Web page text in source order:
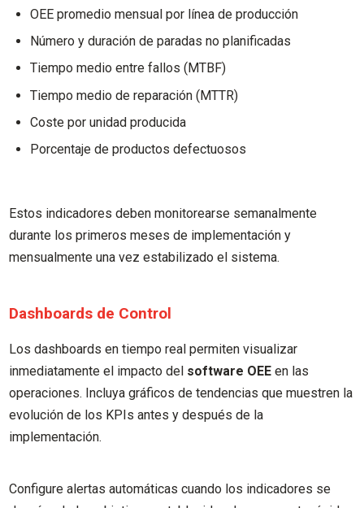
OEE promedio mensual por línea de producción
Número y duración de paradas no planificadas
Tiempo medio entre fallos (MTBF)
Tiempo medio de reparación (MTTR)
Coste por unidad producida
Porcentaje de productos defectuosos
Estos indicadores deben monitorearse semanalmente
durante los primeros meses de implementación y
mensualmente una vez estabilizado el sistema.
Dashboards de Control
Los dashboards en tiempo real permiten visualizar
inmediatamente el impacto del software OEE en las
operaciones. Incluya gráficos de tendencias que muestren la
evolución de los KPIs antes y después de la
implementación.
Configure alertas automáticas cuando los indicadores se